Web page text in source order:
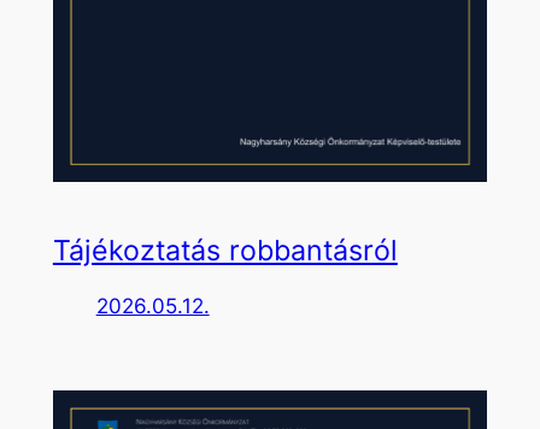
Tájékoztatás robbantásról
2026.05.12.